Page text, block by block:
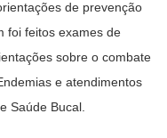
de prevenção
foi feitos exames de
sobre o combate
e atendimentos
Saúde Bucal.